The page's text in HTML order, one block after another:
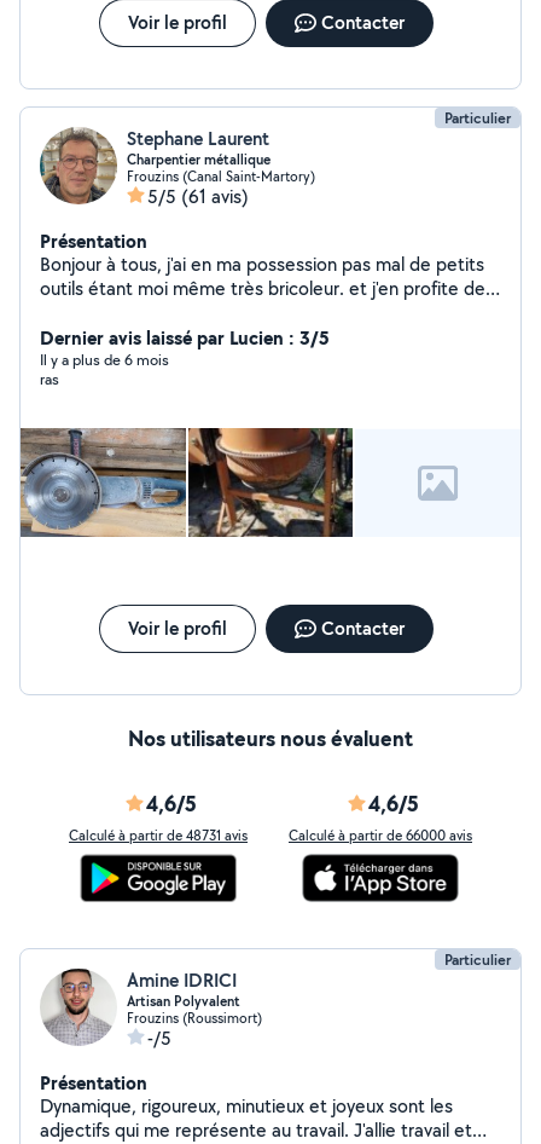
Voir le profil Contacter
Particulier
Stephane Laurent
Charpentier métallique
Frouzins (Canal Saint-Martory)
5/5 (61 avis)
Présentation
Bonjour à tous, j'ai en ma possession pas mal de petits
outils étant moi même très bricoleur. et j'en profite de
perceuse, perforateur, visseuse , bétonnière électrique
Dernier avis laissé par Lucien : 3/5
Il y a plus de 6 mois
ras
Voir le profil Contacter
Nos utilisateurs nous évaluent
4,6/5
Calculé à partir de 48731 avis
4,6/5
Calculé à partir de 66000 avis
Particulier
Amine IDRICI
Artisan Polyvalent
Frouzins (Roussimort)
-/5
Présentation
Dynamique, rigoureux, minutieux et joyeux sont les
adjectifs qui me représente au travail. J'allie travail et